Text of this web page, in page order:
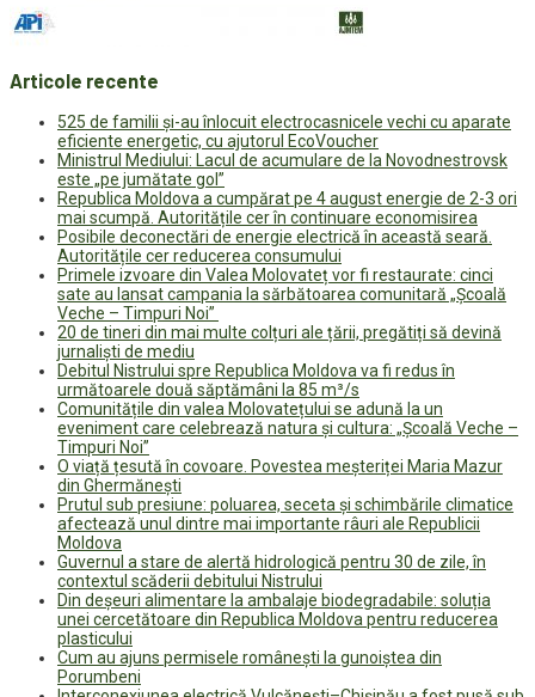
Articole recente
525 de familii și-au înlocuit electrocasnicele vechi cu aparate
eficiente energetic, cu ajutorul EcoVoucher
Ministrul Mediului: Lacul de acumulare de la Novodnestrovsk
este „pe jumătate gol”
Republica Moldova a cumpărat pe 4 august energie de 2-3 ori
mai scumpă. Autoritățile cer în continuare economisirea
Posibile deconectări de energie electrică în această seară.
Autoritățile cer reducerea consumului
Primele izvoare din Valea Molovateț vor fi restaurate: cinci
sate au lansat campania la sărbătoarea comunitară „Școală
Veche – Timpuri Noi”
20 de tineri din mai multe colțuri ale țării, pregătiți să devină
jurnaliști de mediu
Debitul Nistrului spre Republica Moldova va fi redus în
următoarele două săptămâni la 85 m³/s
Comunitățile din valea Molovatețului se adună la un
eveniment care celebrează natura și cultura: „Școală Veche –
Timpuri Noi”
O viață țesută în covoare. Povestea meșteriței Maria Mazur
din Ghermănești
Prutul sub presiune: poluarea, seceta și schimbările climatice
afectează unul dintre mai importante râuri ale Republicii
Moldova
Guvernul a stare de alertă hidrologică pentru 30 de zile, în
contextul scăderii debitului Nistrului
Din deșeuri alimentare la ambalaje biodegradabile: soluția
unei cercetătoare din Republica Moldova pentru reducerea
plasticului
Cum au ajuns permisele românești la gunoiștea din
Porumbeni